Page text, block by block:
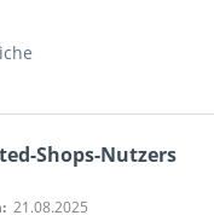
Shops-Nutzers
21.08.2025